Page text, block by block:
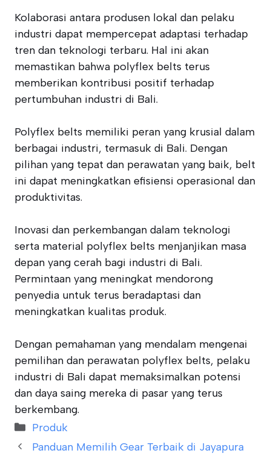
Kolaborasi antara produsen lokal dan pelaku
industri dapat mempercepat adaptasi terhadap
tren dan teknologi terbaru. Hal ini akan
memastikan bahwa polyflex belts terus
memberikan kontribusi positif terhadap
pertumbuhan industri di Bali.
Polyflex belts memiliki peran yang krusial dalam
berbagai industri, termasuk di Bali. Dengan
pilihan yang tepat dan perawatan yang baik, belt
ini dapat meningkatkan efisiensi operasional dan
produktivitas.
Inovasi dan perkembangan dalam teknologi
serta material polyflex belts menjanjikan masa
depan yang cerah bagi industri di Bali.
Permintaan yang meningkat mendorong
penyedia untuk terus beradaptasi dan
meningkatkan kualitas produk.
Dengan pemahaman yang mendalam mengenai
pemilihan dan perawatan polyflex belts, pelaku
industri di Bali dapat memaksimalkan potensi
dan daya saing mereka di pasar yang terus
berkembang.
Categories
Produk
Panduan Memilih Gear Terbaik di Jayapura